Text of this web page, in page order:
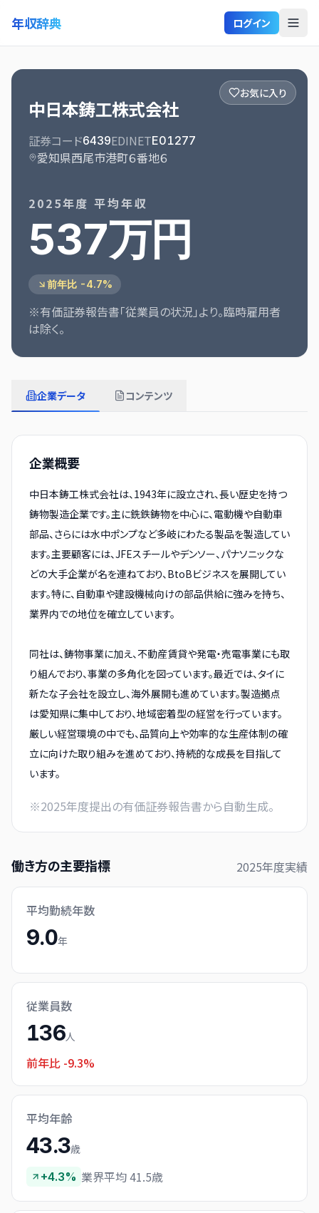
年収辞典 ログイン
お気に入り
中日本鋳工株式会社
証券コード6439EDINETE01277
愛知県西尾市港町６番地６
2025年度 平均年収
537万円
前年比 -4.7%
※有価証券報告書「従業員の状況」より。臨時雇用者
は除く。
企業データ コンテンツ
企業概要
中日本鋳工株式会社は、1943年に設立され、長い歴史を持つ
鋳物製造企業です。主に銑鉄鋳物を中心に、電動機や自動車
部品、さらには水中ポンプなど多岐にわたる製品を製造してい
ます。主要顧客には、JFEスチールやデンソー、パナソニックな
どの大手企業が名を連ねており、BtoBビジネスを展開してい
ます。特に、自動車や建設機械向けの部品供給に強みを持ち、
業界内での地位を確立しています。
同社は、鋳物事業に加え、不動産賃貸や発電・売電事業にも取
り組んでおり、事業の多角化を図っています。最近では、タイに
新たな子会社を設立し、海外展開も進めています。製造拠点
は愛知県に集中しており、地域密着型の経営を行っています。
厳しい経営環境の中でも、品質向上や効率的な生産体制の確
立に向けた取り組みを進めており、持続的な成長を目指して
います。
※2025年度提出の有価証券報告書から自動生成。
働き方の主要指標 2025年度実績
平均勤続年数
9.0年
従業員数
136人
前年比 -9.3%
平均年齢
43.3歳
+4.3% 業界平均 41.5歳